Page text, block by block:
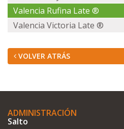
Valencia Rufina Late ®
Valencia Victoria Late ®
VOLVER ATRÁS
ADMINISTRACIÓN
Salto